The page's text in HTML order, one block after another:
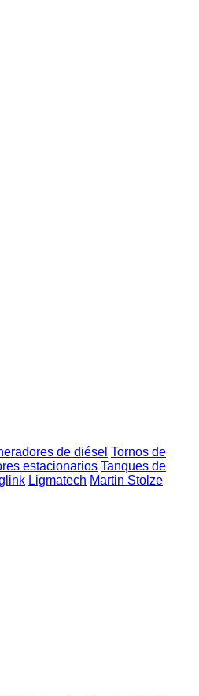
de diésel Tornos de
estacionarios Tanques de
Ligmatech Martin Stolze